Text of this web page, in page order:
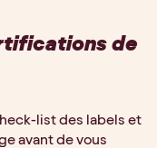
de
list des labels et
avant de vous